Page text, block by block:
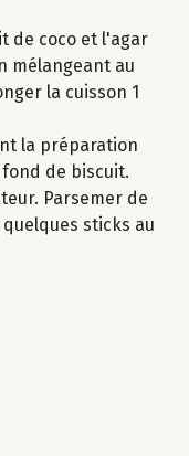
de coco et l'agar
mélangeant au
la cuisson 1
la préparation
de biscuit.
Parsemer de
sticks au